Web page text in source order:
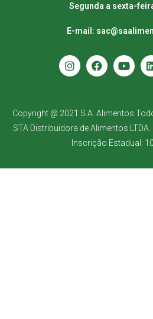
Segunda a sexta-
E-mail:
Copyright @ 2021 S.A. Alimentos
STA Distribuidora de Alimentos
Inscrição Estadual: